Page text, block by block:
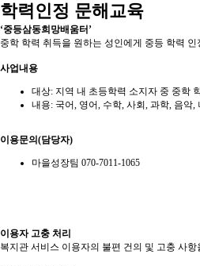
학력인정 문해교육
‘중등삼동희망배움터’
중학 학력 취득을 원하는 성인에게 중등 학력
사업내용
대상: 지역 내 초등학력 소지자 중 중학
내용: 국어, 영어, 수학, 사회, 과학, 음악,
이용문의(담당자)
마을성장팀 070-7011-1065
이용자 고충 처리
복지관 서비스 이용자의 불편 건의 및 고충 사